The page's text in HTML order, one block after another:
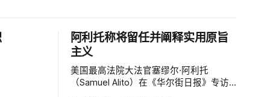
阿利托称将留任并阐释实用原旨
主义
美国最高法院大法官塞缪尔·阿利托
（Samuel Alito）在《华尔街日报》专访